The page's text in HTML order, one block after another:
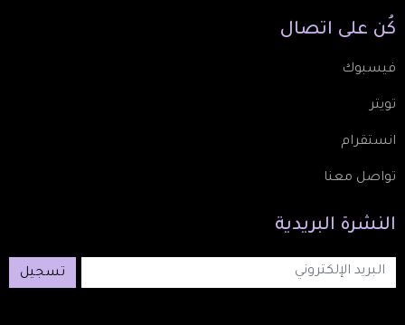
كُن على اتصال
فيسبوك
تويتر
انستقرام
تواصل معنا
النشرة البريدية
تسجيل